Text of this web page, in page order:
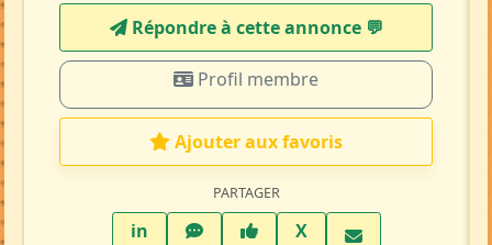
Répondre à cette annonce 💬​
Profil membre
Ajouter aux favoris
PARTAGER
inLinkedInWhatsAppFacebook
XTwitter X